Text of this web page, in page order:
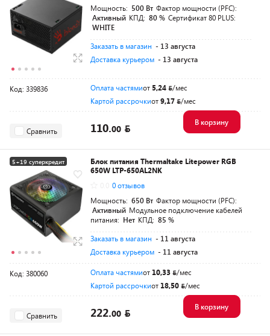
Мощность: 500 Вт Фактор мощности (PFC):
Активный КПД: 80 % Сертификат 80 PLUS:
WHITE
Заказать в магазин - 13 августа
Доставка курьером - 13 августа
Код: 339836 Оплата частямиот 5,24
/мес
Картой рассрочкиот9,17 /мес
Сравнить 110.00
В корзину
5+19 суперкредит
Разумная цена
Блок питания Thermaltake Litepower RGB
650W LTP-650AL2NK
0 отзывов
Мощность: 650 Вт Фактор мощности (PFC):
Активный Модульное подключение кабелей
питания: Нет КПД: 85 %
Заказать в магазин - 11 августа
Доставка курьером - 11 августа
Код: 380060 Оплата частямиот 10,33
/мес
Картой рассрочкиот 18,50 /мес
Сравнить 222.00
В корзину